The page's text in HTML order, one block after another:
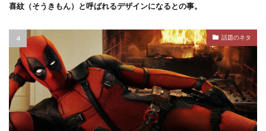
喜紋（そうきもん）と呼ばれるデザインになるとの事。
話題のネタ